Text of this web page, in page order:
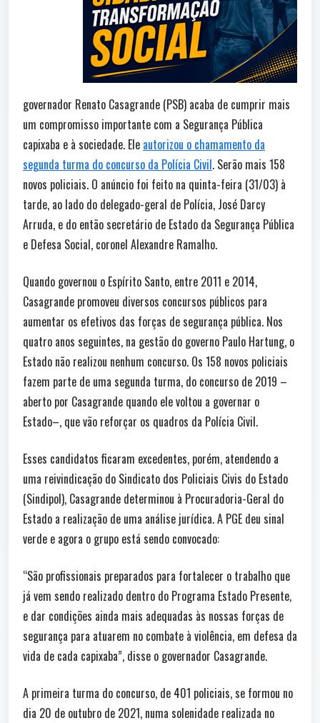
governador Renato Casagrande (PSB) acaba de cumprir mais
um compromisso importante com a Segurança Pública
capixaba e à sociedade. Ele autorizou o chamamento da
segunda turma do concurso da Polícia Civil. Serão mais 158
novos policiais. O anúncio foi feito na quinta-feira (31/03) à
tarde, ao lado do delegado-geral de Polícia, José Darcy
Arruda, e do então secretário de Estado da Segurança Pública
e Defesa Social, coronel Alexandre Ramalho.
Quando governou o Espírito Santo, entre 2011 e 2014,
Casagrande promoveu diversos concursos públicos para
aumentar os efetivos das forças de segurança pública. Nos
quatro anos seguintes, na gestão do governo Paulo Hartung, o
Estado não realizou nenhum concurso. Os 158 novos policiais
fazem parte de uma segunda turma, do concurso de 2019 –
aberto por Casagrande quando ele voltou a governar o
Estado–, que vão reforçar os quadros da Polícia Civil.
Esses candidatos ficaram excedentes, porém, atendendo a
uma reivindicação do Sindicato dos Policiais Civis do Estado
(Sindipol), Casagrande determinou à Procuradoria-Geral do
Estado a realização de uma análise jurídica. A PGE deu sinal
verde e agora o grupo está sendo convocado:
“São profissionais preparados para fortalecer o trabalho que
já vem sendo realizado dentro do Programa Estado Presente,
e dar condições ainda mais adequadas às nossas forças de
segurança para atuarem no combate à violência, em defesa da
vida de cada capixaba”, disse o governador Casagrande.
A primeira turma do concurso, de 401 policiais, se formou no
dia 20 de outubro de 2021, numa solenidade realizada no